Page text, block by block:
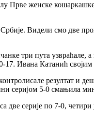
Прве женске
Видели смо две
три пута узвраћале,
17. Ивана Катанић
резултат и
серијом 5-0 смањила
две серије по 7-0,